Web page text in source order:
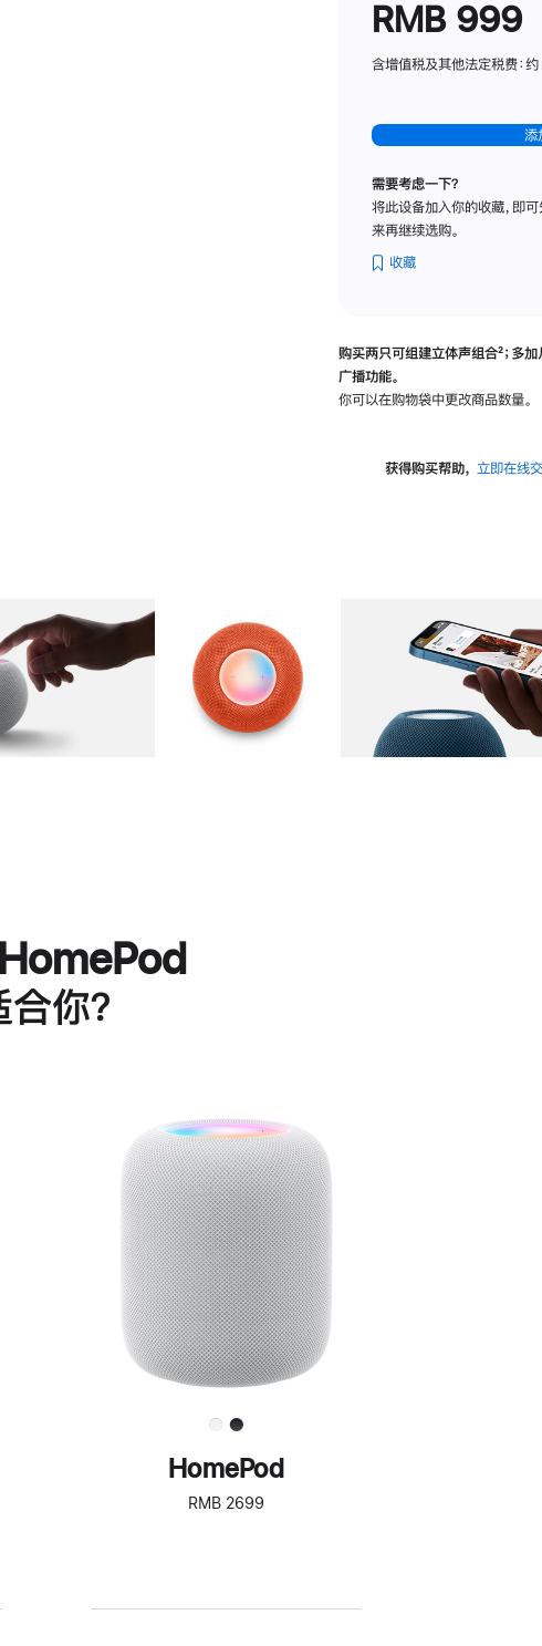
RMB 999
含增值税及其他法定税费：
添
需要考虑一下？
将此设备加入你的收藏，即
来再继续选购。
收藏
购买两只可组建立体声组合脚
²；多
广播功能。
你可以在购物袋中更改商品数量。
获得购买帮助， 立即在线
图库 图像 图库 图像 图库 图
你？
进
一
步
了
解
HomePod<
HomePod
RMB 2699